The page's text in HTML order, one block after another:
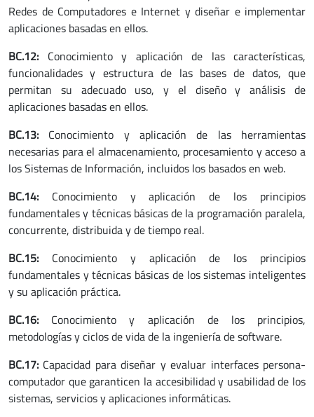
Redes de Computadores e Internet y diseñar e implementar
aplicaciones basadas en ellos.
BC.12: Conocimiento y aplicación de las características,
funcionalidades y estructura de las bases de datos, que
permitan su adecuado uso, y el diseño y análisis de
aplicaciones basadas en ellos.
BC.13: Conocimiento y aplicación de las herramientas
necesarias para el almacenamiento, procesamiento y acceso a
los Sistemas de Información, incluidos los basados en web.
BC.14: Conocimiento y aplicación de los principios
fundamentales y técnicas básicas de la programación paralela,
concurrente, distribuida y de tiempo real.
BC.15: Conocimiento y aplicación de los principios
fundamentales y técnicas básicas de los sistemas inteligentes
y su aplicación práctica.
BC.16: Conocimiento y aplicación de los principios,
metodologías y ciclos de vida de la ingeniería de software.
BC.17: Capacidad para diseñar y evaluar interfaces persona-
computador que garanticen la accesibilidad y usabilidad de los
sistemas, servicios y aplicaciones informáticas.